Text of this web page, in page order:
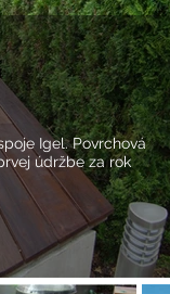
Igel. Povrchová
údržbe za rok